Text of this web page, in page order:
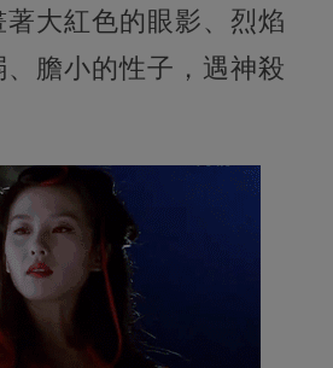
大紅色的眼影、烈焰
膽小的性子，遇神殺